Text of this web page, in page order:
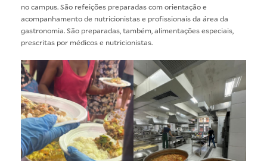
no campus. São refeições preparadas com orientação e
acompanhamento de nutricionistas e profissionais da área da
gastronomia. São preparadas, também, alimentações especiais,
prescritas por médicos e nutricionistas.